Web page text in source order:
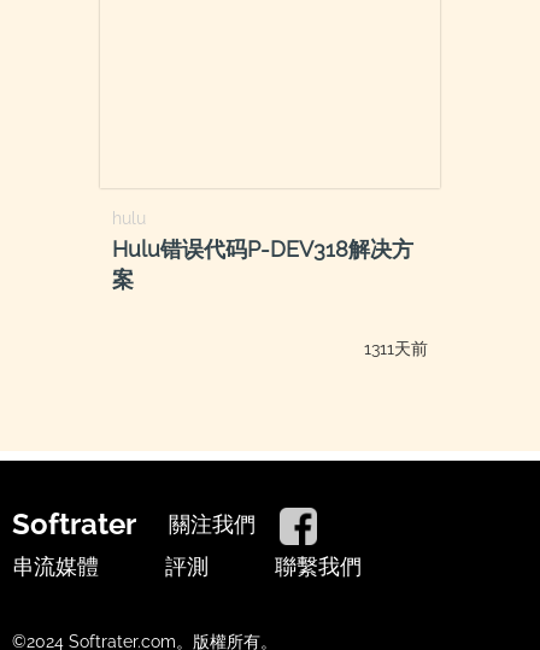
hulu
Hulu错误代码P-DEV318解决方
案
1311天前
Softrater
關注我們
串流媒體
評測 聯繫我們
©2024 Softrater.com。版權所有。